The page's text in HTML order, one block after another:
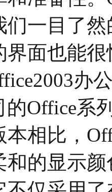
们一目了
界面也能
办
的Office系
相比，
和的显示